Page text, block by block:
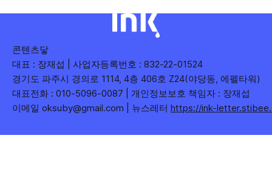
콘텐츠닿
대표 : 장재섭 | 사업자등록번호 : 832-22-01524
경기도 파주시 경의로 1114, 4층 406호 Z24(야당동, 에펠타워)
대표전화 : 010-5096-0087 | 개인정보보호 책임자 : 장재섭
이메일 oksuby@gmail.com | 뉴스레터 https://ink-